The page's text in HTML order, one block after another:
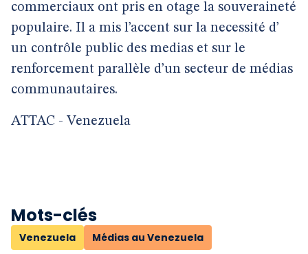
commerciaux ont pris en otage la souveraineté
populaire. Il a mis l’accent sur la necessité d’
un contrôle public des medias et sur le
renforcement parallèle d’un secteur de médias
communautaires.
ATTAC - Venezuela
Mots-clés
Venezuela Médias au Venezuela